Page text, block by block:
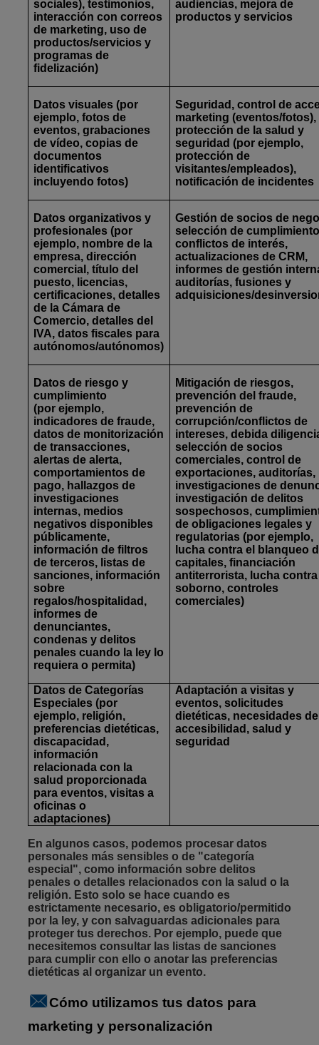
sociales), testimonios,
interacción con correos
de marketing, uso de
productos/servicios y
programas de
fidelización)
audiencias, mejora de
productos y servicios
Datos visuales(por
ejemplo, fotos de
eventos, grabaciones
de vídeo, copias de
documentos
identificativos
incluyendo fotos)
Seguridad, control de
marketing (eventos/fotos),
protección de la salud y
seguridad (por ejemplo,
protección de
visitantes/empleados),
notificación de incidentes
Datos organizativos y
profesionales(por
ejemplo, nombre de la
empresa, dirección
comercial, título del
puesto, licencias,
certificaciones, detalles
de la Cámara de
Comercio, detalles del
IVA, datos fiscales para
autónomos/autónomos)
Gestión de socios de
selección de
conflictos de interés,
actualizaciones de CRM,
informes de gestión
auditorías, fusiones y
adquisiciones/
Datos de riesgo y
cumplimiento
(por ejemplo,
indicadores de fraude,
datos de monitorización
de transacciones,
alertas de alerta,
comportamientos de
pago, hallazgos de
investigaciones
internas, medios
negativos disponibles
públicamente,
información de filtros
de terceros, listas de
sanciones, información
sobre
regalos/hospitalidad,
informes de
denunciantes,
condenas y delitos
penales cuando la ley lo
requiera o permita)
Mitigación de riesgos,
prevención del fraude,
prevención de
corrupción/conflictos de
intereses, debida
selección de socios
comerciales, control de
exportaciones, auditorías,
investigaciones de
investigación de delitos
sospechosos,
de obligaciones legales y
regulatorias (por ejemplo,
lucha contra el blanqueo
capitales, financiación
antiterrorista, lucha contra
soborno, controles
comerciales)
Datos de Categorías
Especiales(por
ejemplo, religión,
preferencias dietéticas,
discapacidad,
información
relacionada con la
salud proporcionada
para eventos, visitas a
oficinas o
adaptaciones)
Adaptación a visitas y
eventos, solicitudes
dietéticas, necesidades de
accesibilidad, salud y
seguridad
En algunos casos, podemos procesar datos
personales más sensibles o de "categoría
especial", como información sobre delitos
penales o detalles relacionados con la salud o la
religión. Esto solo se hace cuando es
estrictamente necesario, es obligatorio/permitido
por la ley, y con salvaguardas adicionales para
proteger tus derechos. Por ejemplo, puede que
necesitemos consultar las listas de sanciones
para cumplir con ello o anotar las preferencias
dietéticas al organizar un evento.
Cómo utilizamos tus datos para
marketing y personalización